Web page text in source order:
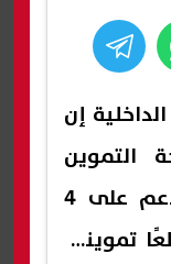
إن
التموين
الإضافية يحق لها صرف الدعم على 4
جنيه سلعًا تموينية